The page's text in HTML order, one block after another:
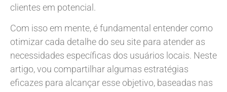
clientes em potencial.
Com isso em mente, é fundamental entender como
otimizar cada detalhe do seu site para atender as
necessidades específicas dos usuários locais. Neste
artigo, vou compartilhar algumas estratégias
eficazes para alcançar esse objetivo, baseadas nas